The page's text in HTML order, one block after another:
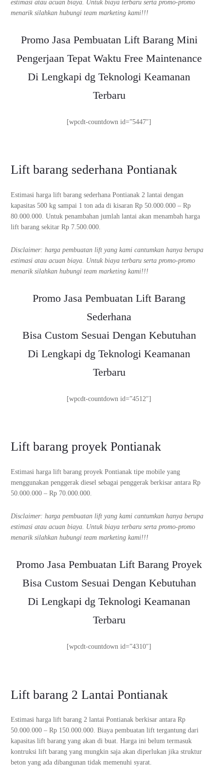
estimasi atau acuan biaya. Untuk biaya terbaru serta promo-promo
menarik silahkan hubungi team marketing kami!!!
Promo Jasa Pembuatan Lift Barang Mini
Pengerjaan Tepat Waktu Free Maintenance
Di Lengkapi dg Teknologi Keamanan
Terbaru
[wpcdt-countdown id=”5447″]
Lift barang sederhana Pontianak
Estimasi harga lift barang sederhana Pontianak 2 lantai dengan
kapasitas 500 kg sampai 1 ton ada di kisaran Rp 50.000.000 – Rp
80.000.000. Untuk penambahan jumlah lantai akan menambah harga
lift barang sekitar Rp 7.500.000.
Disclaimer: harga pembuatan lift yang kami cantumkan hanya berupa
estimasi atau acuan biaya. Untuk biaya terbaru serta promo-promo
menarik silahkan hubungi team marketing kami!!!
Promo Jasa Pembuatan Lift Barang
Sederhana
Bisa Custom Sesuai Dengan Kebutuhan
Di Lengkapi dg Teknologi Keamanan
Terbaru
[wpcdt-countdown id=”4512″]
Lift barang proyek Pontianak
Estimasi harga lift barang proyek Pontianak tipe mobile yang
menggunakan penggerak diesel sebagai penggerak berkisar antara Rp
50.000.000 – Rp 70.000.000.
Disclaimer: harga pembuatan lift yang kami cantumkan hanya berupa
estimasi atau acuan biaya. Untuk biaya terbaru serta promo-promo
menarik silahkan hubungi team marketing kami!!!
Promo Jasa Pembuatan Lift Barang Proyek
Bisa Custom Sesuai Dengan Kebutuhan
Di Lengkapi dg Teknologi Keamanan
Terbaru
[wpcdt-countdown id=”4310″]
Lift barang 2 Lantai Pontianak
Estimasi harga lift barang 2 lantai Pontianak berkisar antara Rp
50.000.000 – Rp 150.000.000. Biaya pembuatan lift tergantung dari
kapasitas lift barang yang akan di buat. Harga ini belum termasuk
kontruksi lift barang yang mungkin saja akan diperlukan jika struktur
beton yang ada dibangunan tidak memenuhi syarat.